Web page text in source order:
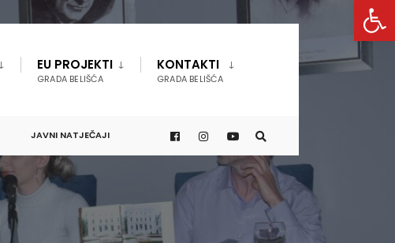
EU PROJEKTI
GRADA BELIŠĆA
KONTAKTI
GRADA BELIŠĆA
JAVNI NATJEČAJI